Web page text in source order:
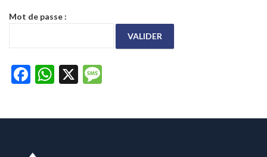
Mot de passe :
Facebook
WhatsApp
X